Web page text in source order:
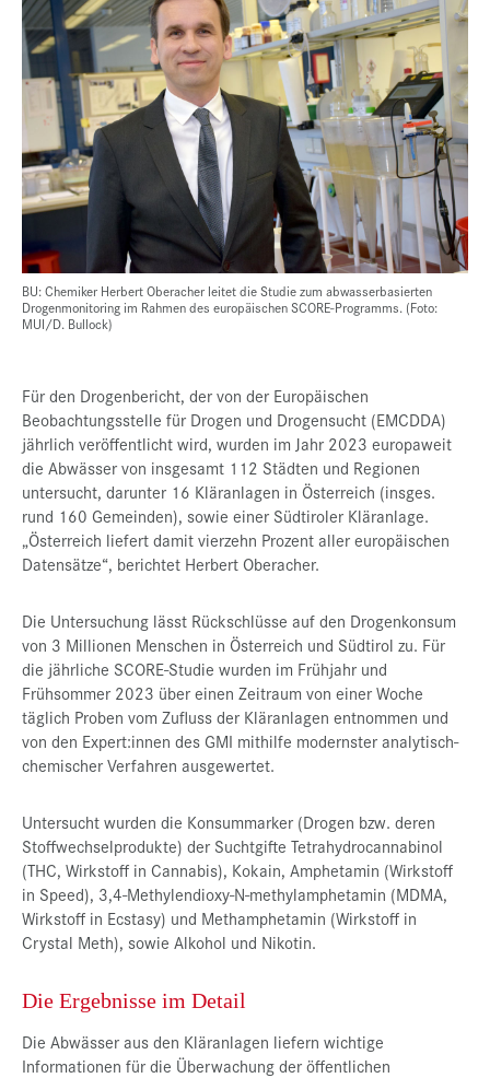
BU: Chemiker Herbert Oberacher leitet die Studie zum abwasserbasierten
Drogenmonitoring im Rahmen des europäischen SCORE-Programms. (Foto:
MUI/D. Bullock)
Für den Drogenbericht, der von der Europäischen
Beobachtungsstelle für Drogen und Drogensucht (EMCDDA)
jährlich veröffentlicht wird, wurden im Jahr 2023 europaweit
die Abwässer von insgesamt 112 Städten und Regionen
untersucht, darunter 16 Kläranlagen in Österreich (insges.
rund 160 Gemeinden), sowie einer Südtiroler Kläranlage.
„Österreich liefert damit vierzehn Prozent aller europäischen
Datensätze“, berichtet Herbert Oberacher.
Die Untersuchung lässt Rückschlüsse auf den Drogenkonsum
von 3 Millionen Menschen in Österreich und Südtirol zu. Für
die jährliche SCORE-Studie wurden im Frühjahr und
Frühsommer 2023 über einen Zeitraum von einer Woche
täglich Proben vom Zufluss der Kläranlagen entnommen und
von den Expert:innen des GMI mithilfe modernster analytisch-
chemischer Verfahren ausgewertet.
Untersucht wurden die Konsummarker (Drogen bzw. deren
Stoffwechselprodukte) der Suchtgifte Tetrahydrocannabinol
(THC, Wirkstoff in Cannabis), Kokain, Amphetamin (Wirkstoff
in Speed), 3,4-Methylendioxy-N-methylamphetamin (MDMA,
Wirkstoff in Ecstasy) und Methamphetamin (Wirkstoff in
Crystal Meth), sowie Alkohol und Nikotin.
Die Ergebnisse im Detail
Die Abwässer aus den Kläranlagen liefern wichtige
Informationen für die Überwachung der öffentlichen